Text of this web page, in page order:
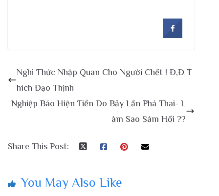
Nghi Thức Nhập Quan Cho Người Chết ! Đ,Đ T
hích Đạo Thịnh
Nghiệp Báo Hiện Tiền Do Bảy Lần Phá Thai- L
àm Sao Sám Hối ??
Share This Post:
You May Also Like